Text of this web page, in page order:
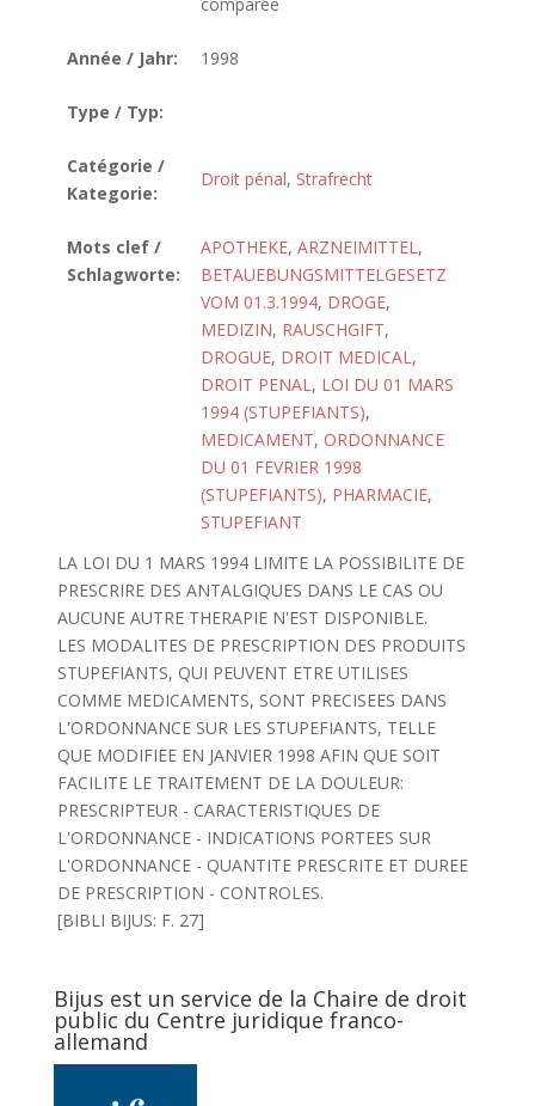
Année / Jahr: 1998
Type / Typ:
Catégorie /
Kategorie:
Droit pénal, Strafrecht
Mots clef /
Schlagworte:
APOTHEKE, ARZNEIMITTEL,
BETAUEBUNGSMITTELGESETZ
VOM 01.3.1994, DROGE,
MEDIZIN, RAUSCHGIFT,
DROGUE, DROIT MEDICAL,
DROIT PENAL, LOI DU 01 MARS
1994 (STUPEFIANTS),
MEDICAMENT, ORDONNANCE
DU 01 FEVRIER 1998
(STUPEFIANTS), PHARMACIE,
STUPEFIANT
LA LOI DU 1 MARS 1994 LIMITE LA POSSIBILITE DE
PRESCRIRE DES ANTALGIQUES DANS LE CAS OU
AUCUNE AUTRE THERAPIE N'EST DISPONIBLE.
LES MODALITES DE PRESCRIPTION DES PRODUITS
STUPEFIANTS, QUI PEUVENT ETRE UTILISES
COMME MEDICAMENTS, SONT PRECISEES DANS
L'ORDONNANCE SUR LES STUPEFIANTS, TELLE
QUE MODIFIEE EN JANVIER 1998 AFIN QUE SOIT
FACILITE LE TRAITEMENT DE LA DOULEUR:
PRESCRIPTEUR - CARACTERISTIQUES DE
L'ORDONNANCE - INDICATIONS PORTEES SUR
L'ORDONNANCE - QUANTITE PRESCRITE ET DUREE
DE PRESCRIPTION - CONTROLES.
[BIBLI BIJUS: F. 27]
Bijus est un service de la Chaire de droit
public du Centre juridique franco-
allemand